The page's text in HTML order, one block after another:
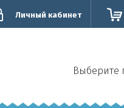
Личный кабинет
Выберите